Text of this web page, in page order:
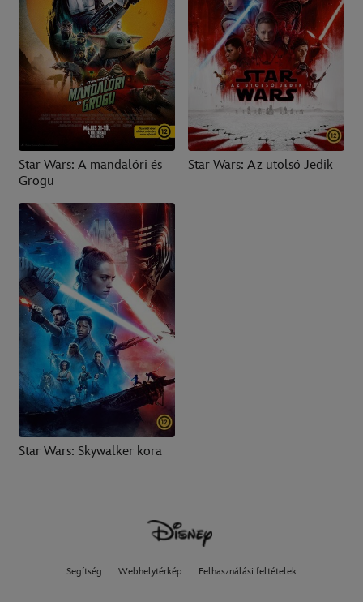
Star Wars: A mandalóri és
Grogu
Star Wars: Az utolsó Jedik
Star Wars: Skywalker kora
Segítség Webhelytérkép Felhasználási feltételek